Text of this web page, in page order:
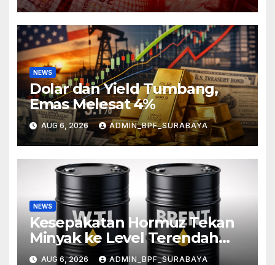
NEWS
Dolar dan Yield Tumbang,
Emas Melesat 4%
AUG 6, 2026 ADMIN_BPF_SURABAYA
NEWS
Kesepakatan Hormuz Tekan
Minyak ke Level Terendah
Sebulan
AUG 6, 2026 ADMIN_BPF_SURABAYA